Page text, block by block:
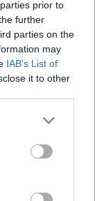
prior to
further
parties on the
may
IAB’s List of
it to other
more Google
may click to
tags to
below Google
idegen a
egyik
történik az
nem esik
gyorsan és
lenniolyan
a